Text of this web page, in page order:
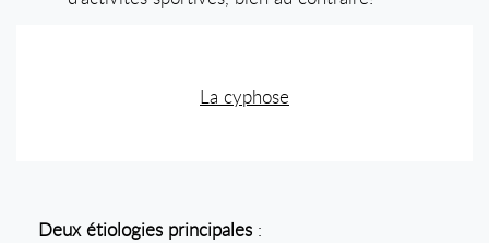
La cyphose
Deux étiologies principales :